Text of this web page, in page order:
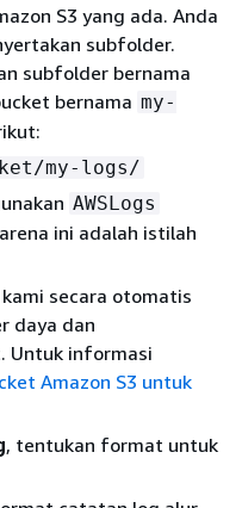
S3 yang ada. Anda
subfolder.
subfolder bernama
bernama my-
my-logs/
AWSLogs
ini adalah istilah
secara otomatis
daya dan
Untuk informasi
Amazon S3 untuk
, tentukan format untuk